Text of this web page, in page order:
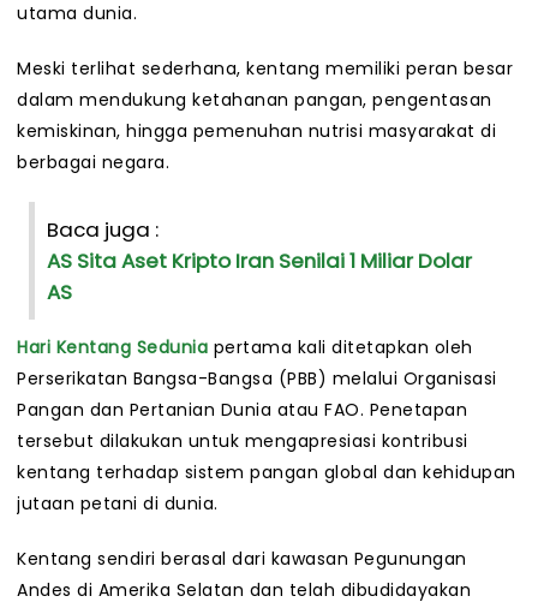
utama dunia.
Meski terlihat sederhana, kentang memiliki peran besar
dalam mendukung ketahanan pangan, pengentasan
kemiskinan, hingga pemenuhan nutrisi masyarakat di
berbagai negara.
Baca juga :
AS Sita Aset Kripto Iran Senilai 1 Miliar Dolar
AS
Hari Kentang Sedunia pertama kali ditetapkan oleh
Perserikatan Bangsa-Bangsa (PBB) melalui Organisasi
Pangan dan Pertanian Dunia atau FAO. Penetapan
tersebut dilakukan untuk mengapresiasi kontribusi
kentang terhadap sistem pangan global dan kehidupan
jutaan petani di dunia.
Kentang sendiri berasal dari kawasan Pegunungan
Andes di Amerika Selatan dan telah dibudidayakan